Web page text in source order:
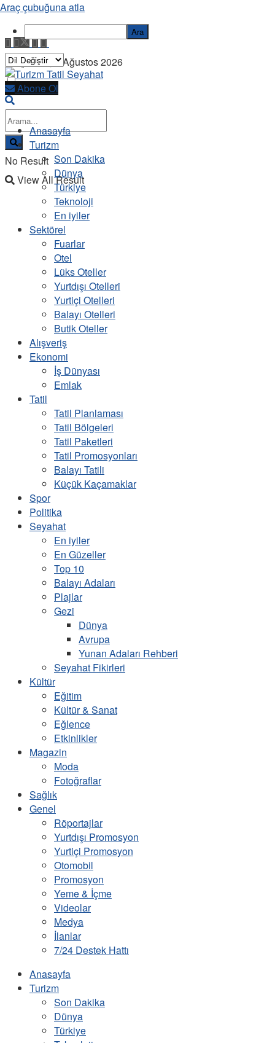
Perşembe, 6 Ağustos 2026
No Result
View All Result
Abone Ol
Anasayfa
Turizm
Son Dakika
Dünya
Türkiye
Teknoloji
En iyiler
Sektörel
Fuarlar
Otel
Lüks Oteller
Yurtdışı Otelleri
Yurtiçi Otelleri
Balayı Otelleri
Butik Oteller
Alışveriş
Ekonomi
İş Dünyası
Emlak
Tatil
Tatil Planlaması
Tatil Bölgeleri
Tatil Paketleri
Tatil Promosyonları
Balayı Tatili
Küçük Kaçamaklar
Spor
Politika
Seyahat
En iyiler
En Güzeller
Top 10
Balayı Adaları
Plajlar
Gezi
Dünya
Avrupa
Yunan Adaları Rehberi
Seyahat Fikirleri
Kültür
Eğitim
Kültür & Sanat
Eğlence
Etkinlikler
Magazin
Moda
Fotoğraflar
Sağlık
Genel
Röportajlar
Yurtdışı Promosyon
Yurtiçi Promosyon
Otomobil
Promosyon
Yeme & İçme
Videolar
Medya
İlanlar
7/24 Destek Hattı
Anasayfa
Turizm
Son Dakika
Dünya
Türkiye
Araç çubuğuna atla
Ara